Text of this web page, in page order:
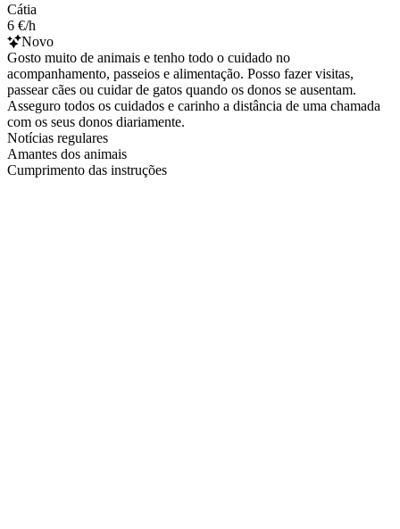
Cátia
6 €/h
Novo
Gosto muito de animais e tenho todo o cuidado no
acompanhamento, passeios e alimentação. Posso fazer visitas,
passear cães ou cuidar de gatos quando os donos se ausentam.
Asseguro todos os cuidados e carinho a distância de uma chamada
com os seus donos diariamente.
Notícias regulares
Amantes dos animais
Cumprimento das instruções